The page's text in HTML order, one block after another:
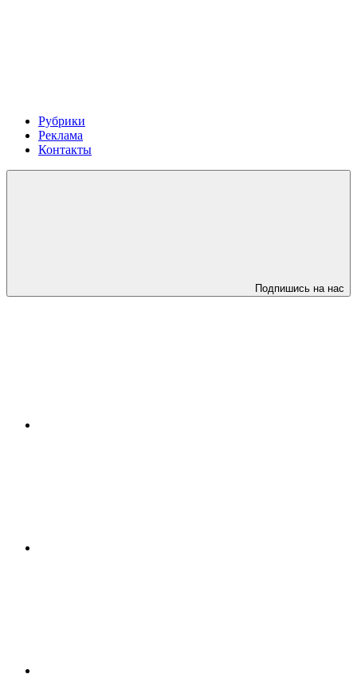
Рубрики
Реклама
Контакты
Подпишись на нас